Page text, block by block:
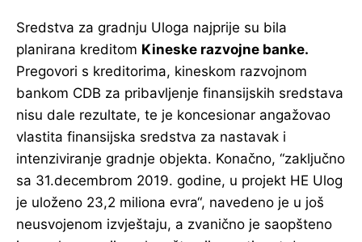
Sredstva za gradnju Uloga najprije su bila
planirana kreditom Kineske razvojne banke.
Pregovori s kreditorima, kineskom razvojnom
bankom CDB za pribavljenje finansijskih sredstava
nisu dale rezultate, te je koncesionar angažovao
vlastita finansijska sredstva za nastavak i
intenziviranje gradnje objekta. Konačno, “zaključno
sa 31.decembrom 2019. godine, u projekt HE Ulog
je uloženo 23,2 miliona evra“, navedeno je u još
neusvojenom izvještaju, a zvanično je saopšteno